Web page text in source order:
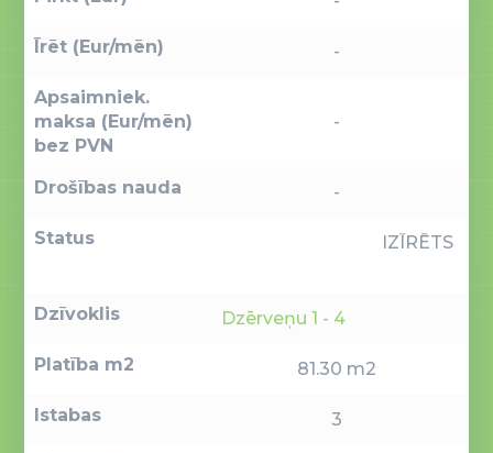
Īrēt (Eur/mēn) -
Apsaimniek.
maksa (Eur/mēn)
bez PVN
-
Drošības nauda -
Status IZĪRĒTS
Dzīvoklis Dzērveņu 1 - 4
Platība m2 81.30 m2
Istabas 3